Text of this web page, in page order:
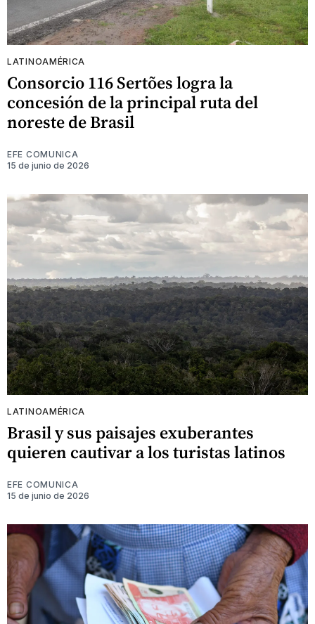
LATINOAMÉRICA
Consorcio 116 Sertões logra la
concesión de la principal ruta del
noreste de Brasil
EFE COMUNICA
15 de junio de 2026
LATINOAMÉRICA
Brasil y sus paisajes exuberantes
quieren cautivar a los turistas latinos
EFE COMUNICA
15 de junio de 2026